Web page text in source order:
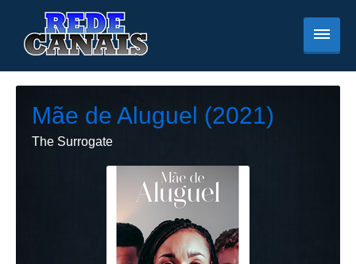
Mãe de Aluguel (2021)
The Surrogate